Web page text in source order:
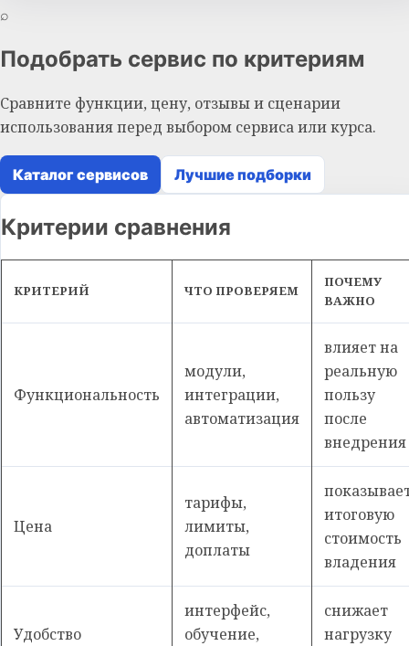
⌕
Подобрать сервис по критериям
Сравните функции, цену, отзывы и сценарии
использования перед выбором сервиса или курса.
Каталог сервисов Лучшие подборки
Критерии сравнения
КРИТЕРИЙ ЧТО ПРОВЕРЯЕМ
ПОЧЕМУ
ВАЖНО
Функциональность
модули,
интеграции,
автоматизация
влияет на
реальную
пользу
после
внедрения
Цена
тарифы,
лимиты,
доплаты
итоговую
стоимость
владения
Удобство
интерфейс,
обучение,
снижает
нагрузку